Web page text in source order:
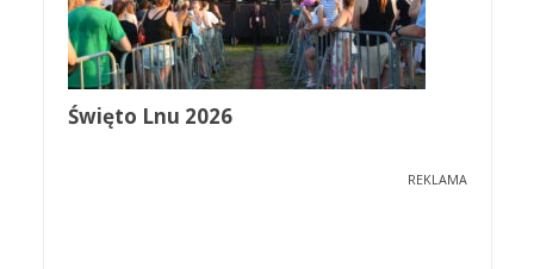
Święto Lnu 2026
REKLAMA